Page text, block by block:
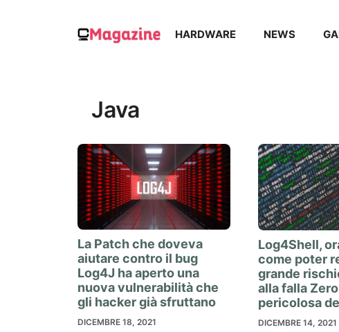
HARDWARE NEWS
Java
La Patch che doveva
aiutare contro il bug
Log4J ha aperto una
nuova vulnerabilità che
gli hacker già sfruttano
DICEMBRE 18, 2021
Log4Shell,
come poter
grande
alla falla
pericolosa
DICEMBRE 14, 2021